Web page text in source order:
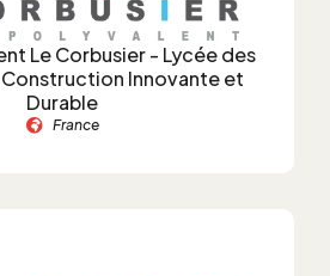
Le Corbusier - Lycée des
Innovante et
Durable
France